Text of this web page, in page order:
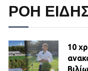
ΡΟΗ
10